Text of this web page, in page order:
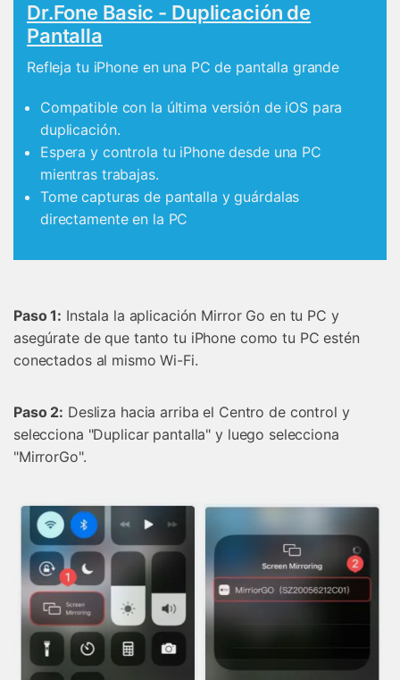
Dr.Fone Basic - Duplicación de
Pantalla
Refleja tu iPhone en una PC de pantalla grande
Compatible con la última versión de iOS para
duplicación.
Espera y controla tu iPhone desde una PC
mientras trabajas.
Tome capturas de pantalla y guárdalas
directamente en la PC
Paso 1: Instala la aplicación Mirror Go en tu PC y
asegúrate de que tanto tu iPhone como tu PC estén
conectados al mismo Wi-Fi.
Paso 2: Desliza hacia arriba el Centro de control y
selecciona "Duplicar pantalla" y luego selecciona
"MirrorGo".